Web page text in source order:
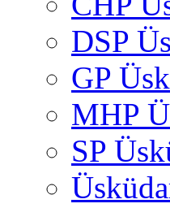
DSP
GP
MHP
SP